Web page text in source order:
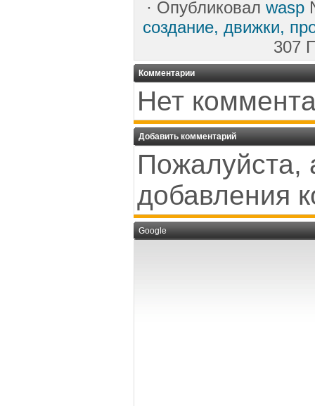
· Опубликовал wasp
создание, движки,
307
Комментарии
Нет
Добавить комментарий
Пожалуйста,
добавления
Google